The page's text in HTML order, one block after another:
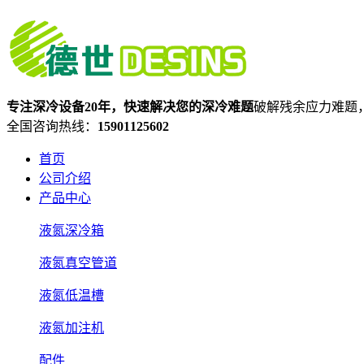
专注深冷设备20年，快速解决您的深冷难题破解残余应力难题
全国咨询热线： 15901125602
首页
公司介绍
产品中心
液氮深冷箱
液氮真空管道
液氮低温槽
液氮加注机
配件